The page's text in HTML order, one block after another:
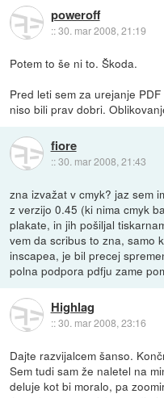
poweroff
::30. mar 2008, 21:19
Potem to še ni to. Škoda.
Pred leti sem za urejanje
niso bili prav dobri.
fiore
::30. mar 2008, 21:43
zna izvažat v cmyk? jaz sem
z verzijo 0.45 (ki nima cmyk
plakate, in jih pošiljal
vem da scribus to zna, samo
inscapea, je bil precej
polna podpora pdfju zame
Highlag
::30. mar 2008, 23:16
Dajte razvijalcem šanso.
Sem tudi sam že naletel na
deluje kot bi moralo, pa